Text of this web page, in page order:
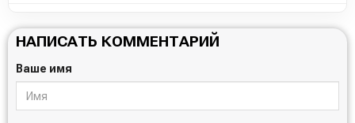
НАПИСАТЬ КОММЕНТАРИЙ
Ваше имя